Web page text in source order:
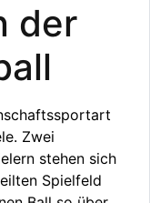
der
Zwei
stehen sich
Spielfeld